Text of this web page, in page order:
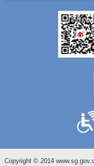
Copyright © 2014